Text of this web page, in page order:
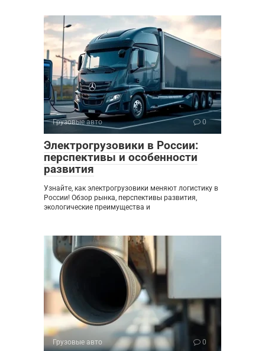
Грузовые авто 0
Электрогрузовики в России:
перспективы и особенности
развития
Узнайте, как электрогрузовики меняют логистику в
России! Обзор рынка, перспективы развития,
экологические преимущества и
Грузовые авто 0